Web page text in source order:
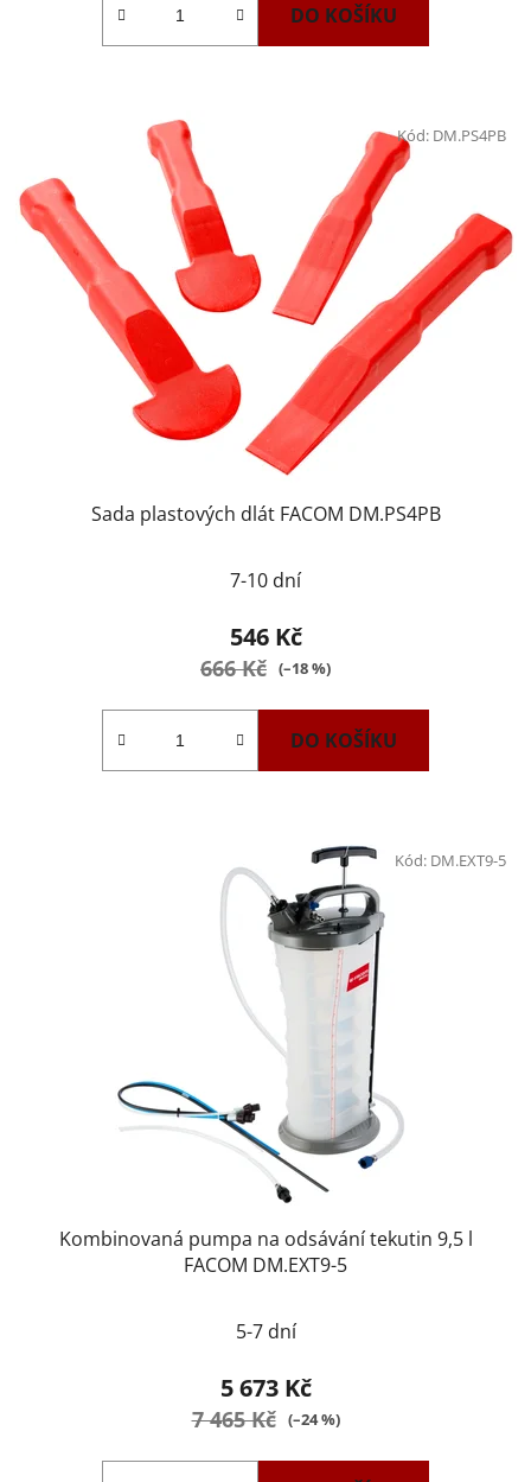
DO KOŠÍKU
Sada plastových dlát FACOM DM.PS4PB
7-10 dní
546 Kč
666 Kč (–18 %)
DO KOŠÍKU
Kód: DM.PS4PB
Kombinovaná pumpa na odsávání tekutin 9,5 l
FACOM DM.EXT9-5
5-7 dní
5 673 Kč
7 465 Kč (–24 %)
Kód: DM.EXT9-5